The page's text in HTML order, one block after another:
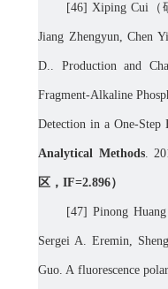
[46] Xiping Cui
Jiang Zhengyun, Chen
D.. Production and
Fragment-Alkaline
Detection in a One-Step
Analytical Methods.
区， IF=2.896）
[47] Pinong Huang
Sergei A. Eremin,
Guo. A fluorescence